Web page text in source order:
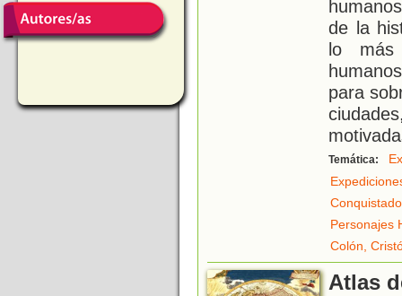
de la
lo más
para
Temática:
Personajes
Colón,
Atlas